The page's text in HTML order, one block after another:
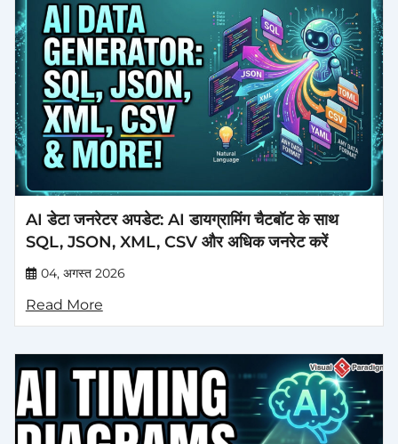
AI डेटा जनरेटर अपडेट: AI डायग्रामिंग चैटबॉट के साथ
SQL, JSON, XML, CSV और अधिक जनरेट करें
04, अगस्त 2026
Read More